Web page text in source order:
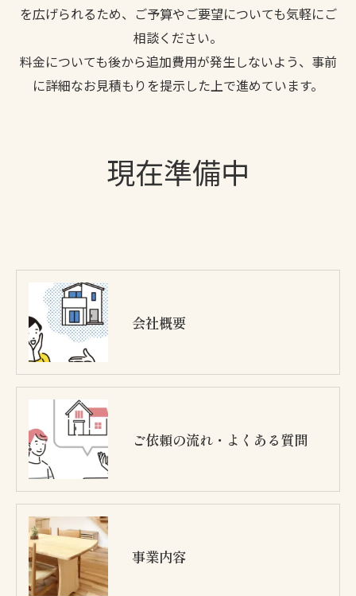
を広げられるため、ご予算やご要望についても気軽にご
相談ください。
料金についても後から追加費用が発生しないよう、事前
に詳細なお見積もりを提示した上で進めています。
現在準備中
会社概要
ご依頼の流れ・よくある質問
事業内容